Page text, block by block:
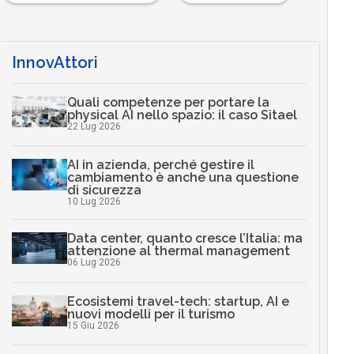
InnovAttori
Quali competenze per portare la
physical AI nello spazio: il caso Sitael
22 Lug 2026
AI in azienda, perché gestire il
cambiamento è anche una questione
di sicurezza
10 Lug 2026
Data center, quanto cresce l’Italia: ma
attenzione al thermal management
06 Lug 2026
Ecosistemi travel-tech: startup, AI e
nuovi modelli per il turismo
15 Giu 2026